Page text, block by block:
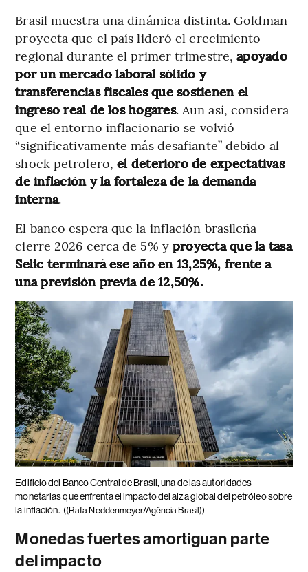
Brasil muestra una dinámica distinta. Goldman
proyecta que el país lideró el crecimiento
regional durante el primer trimestre,apoyado
por un mercado laboral sólido y
transferencias fiscales que sostienen el
ingreso real de los hogares. Aun así, considera
que el entorno inflacionario se volvió
“significativamente más desafiante” debido al
shock petrolero,el deterioro de expectativas
de inflación y la fortaleza de la demanda
interna.
El banco espera que la inflación brasileña
cierre 2026 cerca de 5% y proyecta que la tasa
Selic terminará ese año en 13,25%, frente a
una previsión previa de 12,50%.
Edificio del Banco Central de Brasil, una de las autoridades
monetarias que enfrenta el impacto del alza global del petróleo sobre
la inflación. ((Rafa Neddenmeyer/Agência Brasil))
Monedas fuertes amortiguan parte
del impacto